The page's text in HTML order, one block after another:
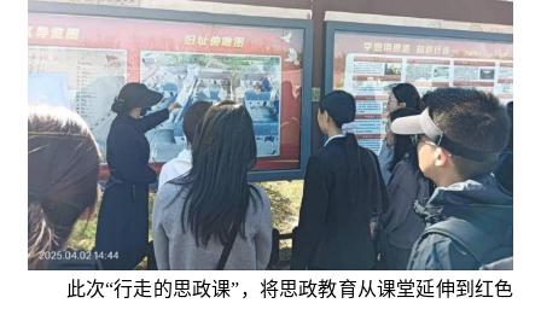
此次“行走的思政课”，将思政教育从课堂延伸到红色